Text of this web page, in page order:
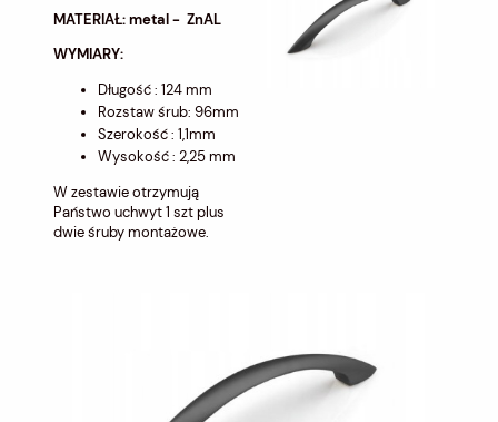
MATERIAŁ: metal - ZnAL
WYMIARY:
Długość : 124 mm
Rozstaw śrub: 96mm
Szerokość : 1,1mm
Wysokość : 2,25 mm
W zestawie otrzymują
Państwo uchwyt 1 szt plus
dwie śruby montażowe.